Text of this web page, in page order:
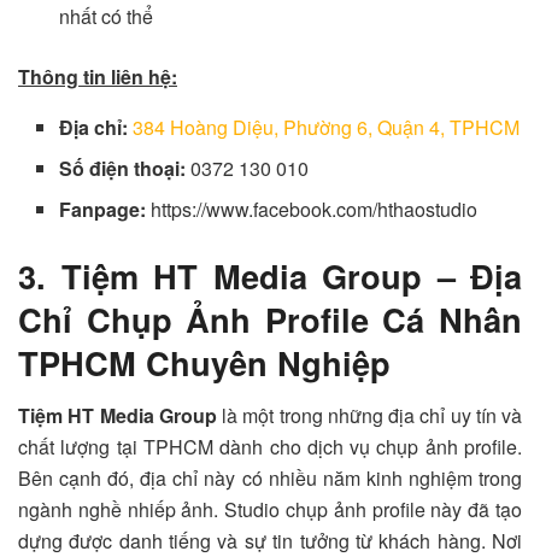
nhất có thể
Thông tin liên hệ:
Địa chỉ: 384 Hoàng Diệu, Phường 6, Quận 4, TPHCM
Số điện thoại: 0372 130 010
Fanpage: https://www.facebook.com/hthaostudio
3. Tiệm HT Media Group – Địa
Chỉ Chụp Ảnh Profile Cá Nhân
TPHCM Chuyên Nghiệp
Tiệm HT Media Grouplà một trong những địa chỉ uy tín và
chất lượng tại TPHCM dành cho dịch vụ chụp ảnh profile.
Bên cạnh đó, địa chỉ này có nhiều năm kinh nghiệm trong
ngành nghề nhiếp ảnh. Studio chụp ảnh profile này đã tạo
dựng được danh tiếng và sự tin tưởng từ khách hàng. Nơi